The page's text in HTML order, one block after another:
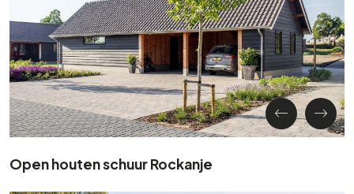
Open houten schuur Rockanje